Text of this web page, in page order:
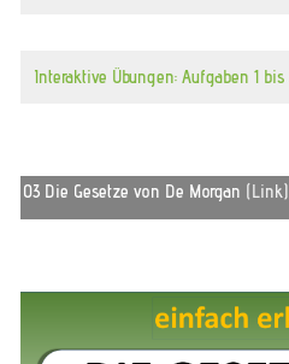
Interaktive Übungen: Aufgaben 1 bis
03 Die Gesetze von De Morgan (Link)